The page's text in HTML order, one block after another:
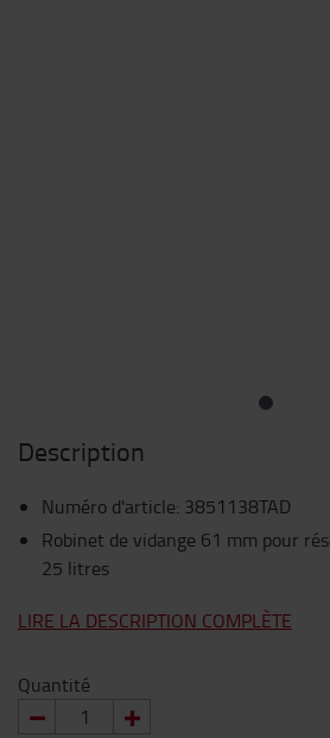
Description
Numéro d'article: 3851138TAD
Robinet de vidange 61 mm pour
25 litres
LIRE LA DESCRIPTION COMPLÈTE
Quantité